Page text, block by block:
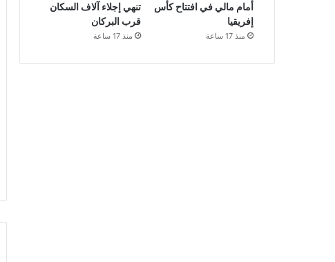
أمام مالي في افتتاح كأس
إفريقيا
منذ 17 ساعة
تنهي إجلاء آلاف السكان
قرب البركان
منذ 17 ساعة